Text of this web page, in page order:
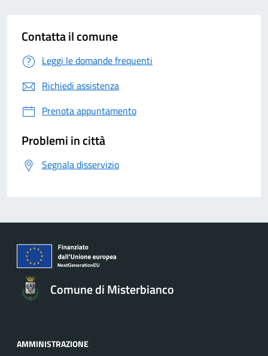
Contatta il comune
Leggi le domande frequenti
Richiedi assistenza
Prenota appuntamento
Problemi in città
Segnala disservizio
Comune di Misterbianco
AMMINISTRAZIONE